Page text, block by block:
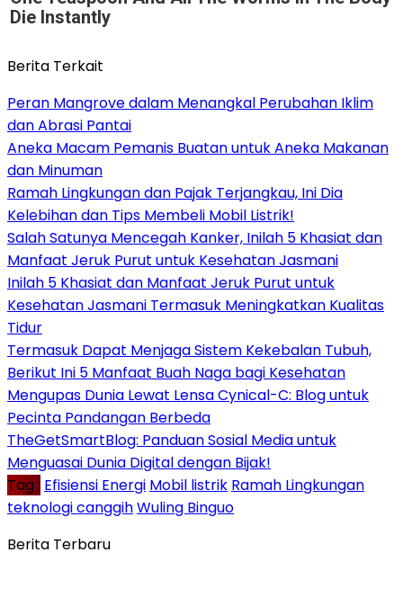
Die Instantly
Berita Terkait
Peran Mangrove dalam Menangkal Perubahan Iklim
dan Abrasi Pantai
Aneka Macam Pemanis Buatan untuk Aneka Makanan
dan Minuman
Ramah Lingkungan dan Pajak Terjangkau, Ini Dia
Kelebihan dan Tips Membeli Mobil Listrik!
Salah Satunya Mencegah Kanker, Inilah 5 Khasiat dan
Manfaat Jeruk Purut untuk Kesehatan Jasmani
Inilah 5 Khasiat dan Manfaat Jeruk Purut untuk
Kesehatan Jasmani Termasuk Meningkatkan Kualitas
Tidur
Termasuk Dapat Menjaga Sistem Kekebalan Tubuh,
Berikut Ini 5 Manfaat Buah Naga bagi Kesehatan
Mengupas Dunia Lewat Lensa Cynical-C: Blog untuk
Pecinta Pandangan Berbeda
TheGetSmartBlog: Panduan Sosial Media untuk
Menguasai Dunia Digital dengan Bijak!
Tag : Efisiensi Energi Mobil listrik Ramah Lingkungan
teknologi canggihWuling Binguo
Berita Terbaru